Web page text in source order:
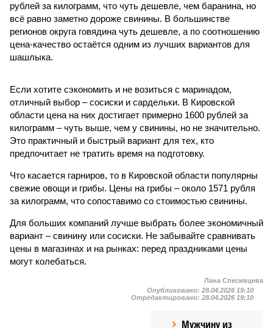
рублей за килограмм, что чуть дешевле, чем баранина, но
всё равно заметно дороже свинины. В большинстве
регионов округа говядина чуть дешевле, а по соотношению
цена-качество остаётся одним из лучших вариантов для
шашлыка.
Если хотите сэкономить и не возиться с маринадом,
отличный выбор – сосиски и сардельки. В Кировской
области цена на них достигает примерно 1600 рублей за
килограмм – чуть выше, чем у свинины, но не значительно.
Это практичный и быстрый вариант для тех, кто
предпочитает не тратить время на подготовку.
Что касается гарниров, то в Кировской области популярны
свежие овощи и грибы. Цены на грибы – около 1571 рубля
за килограмм, что сопоставимо со стоимостью свинины.
Для больших компаний лучше выбрать более экономичный
вариант – свинину или сосиски. Не забывайте сравнивать
цены в магазинах и на рынках: перед праздниками цены
могут колебаться.
Лана Спесивцева
Опубликовано: 28.04.2026 19:10
Отредактировано: 28.04.2026 19:10
Мужчину из